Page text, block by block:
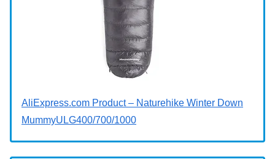
AliExpress.com Product – Naturehike Winter Down
MummyULG400/700/1000